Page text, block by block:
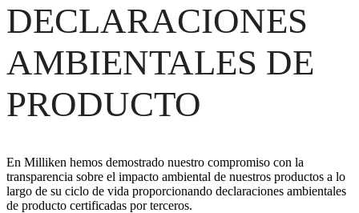
DECLARACIONES
AMBIENTALES DE
PRODUCTO
En Milliken hemos demostrado nuestro compromiso con la
transparencia sobre el impacto ambiental de nuestros productos a lo
largo de su ciclo de vida proporcionando declaraciones ambientales
de producto certificadas por terceros.